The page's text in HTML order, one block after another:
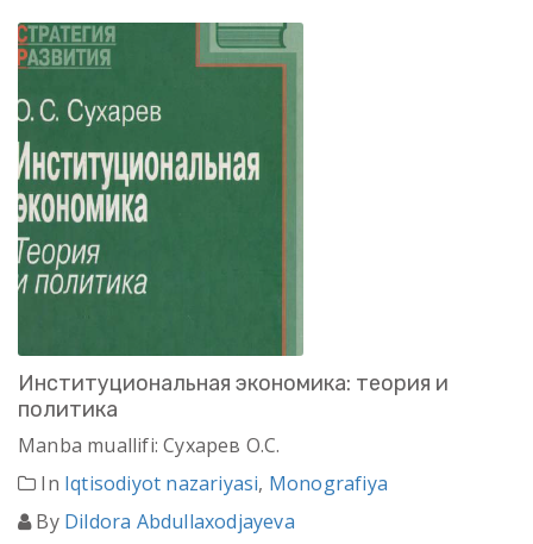
Институциональная экономика: теория и
политика
Manba muallifi: Сухарев О.С.
In Iqtisodiyot nazariyasi, Monografiya
By Dildora Abdullaxodjayeva